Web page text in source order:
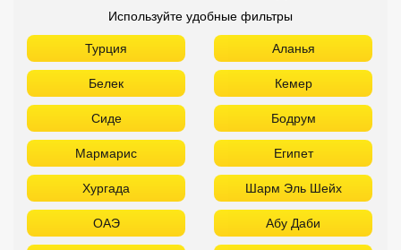
Используйте удобные фильтры
Турция Аланья
Белек Кемер
Сиде Бодрум
Мармарис Египет
Хургада Шарм Эль Шейх
ОАЭ Абу Даби